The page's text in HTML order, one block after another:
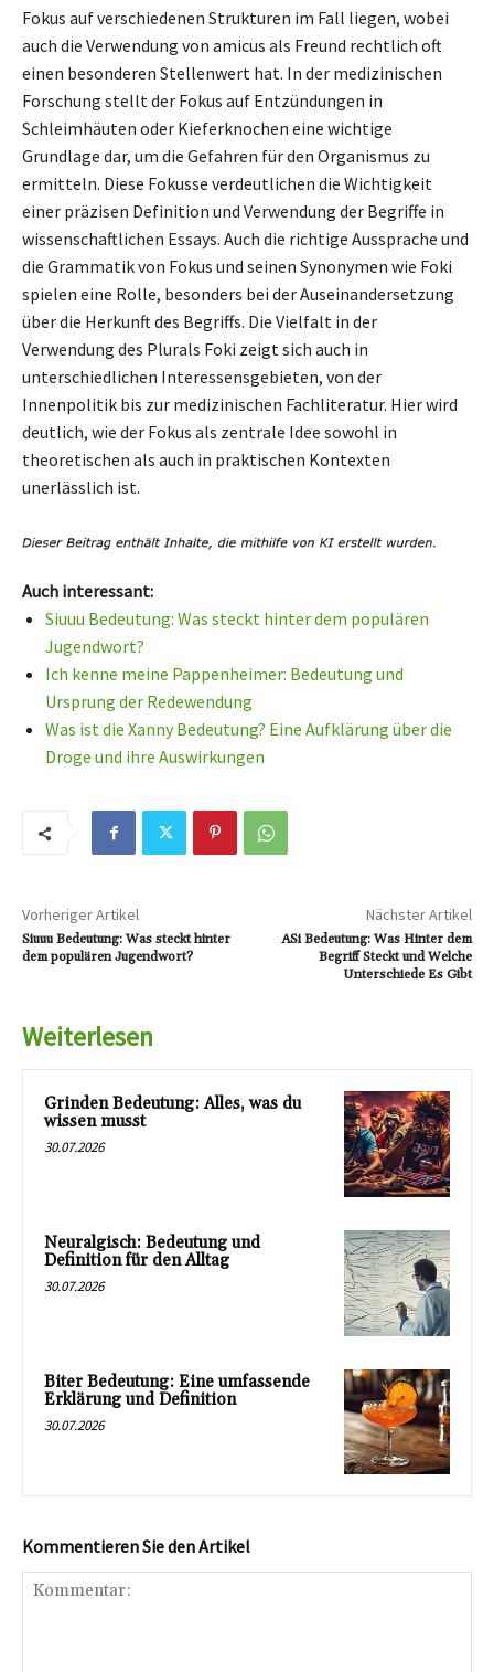
Fokus auf verschiedenen Strukturen im Fall liegen, wobei
auch die Verwendung von amicus als Freund rechtlich oft
einen besonderen Stellenwert hat. In der medizinischen
Forschung stellt der Fokus auf Entzündungen in
Schleimhäuten oder Kieferknochen eine wichtige
Grundlage dar, um die Gefahren für den Organismus zu
ermitteln. Diese Fokusse verdeutlichen die Wichtigkeit
einer präzisen Definition und Verwendung der Begriffe in
wissenschaftlichen Essays. Auch die richtige Aussprache und
die Grammatik von Fokus und seinen Synonymen wie Foki
spielen eine Rolle, besonders bei der Auseinandersetzung
über die Herkunft des Begriffs. Die Vielfalt in der
Verwendung des Plurals Foki zeigt sich auch in
unterschiedlichen Interessensgebieten, von der
Innenpolitik bis zur medizinischen Fachliteratur. Hier wird
deutlich, wie der Fokus als zentrale Idee sowohl in
theoretischen als auch in praktischen Kontexten
unerlässlich ist.
Auch interessant:
Siuuu Bedeutung: Was steckt hinter dem populären
Jugendwort?
Ich kenne meine Pappenheimer: Bedeutung und
Ursprung der Redewendung
Was ist die Xanny Bedeutung? Eine Aufklärung über die
Droge und ihre Auswirkungen
Vorheriger Artikel
Siuuu Bedeutung: Was steckt hinter
dem populären Jugendwort?
Nächster Artikel
ASi Bedeutung: Was Hinter dem
Begriff Steckt und Welche
Unterschiede Es Gibt
Weiterlesen
Grinden Bedeutung: Alles, was du
wissen musst
30.07.2026
Neuralgisch: Bedeutung und
Definition für den Alltag
30.07.2026
Biter Bedeutung: Eine umfassende
Erklärung und Definition
30.07.2026
Kommentieren Sie den Artikel